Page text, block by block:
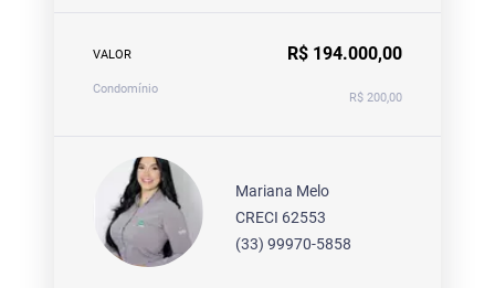
VALOR R$ 194.000,00
Condomínio
R$ 200,00
Mariana Melo
CRECI 62553
(33) 99970-5858